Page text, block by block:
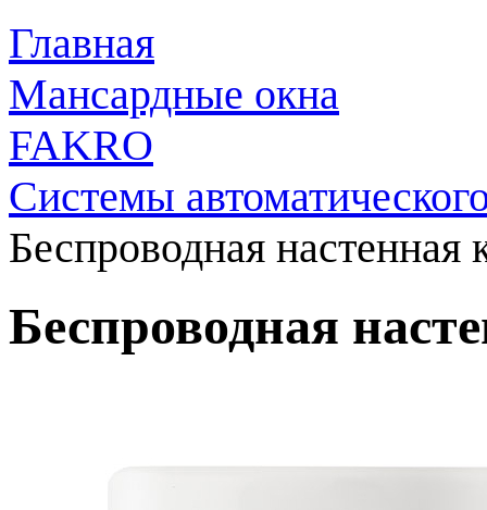
Главная
Мансардные окна
FAKRO
Системы
Беспроводная
Беспроводная